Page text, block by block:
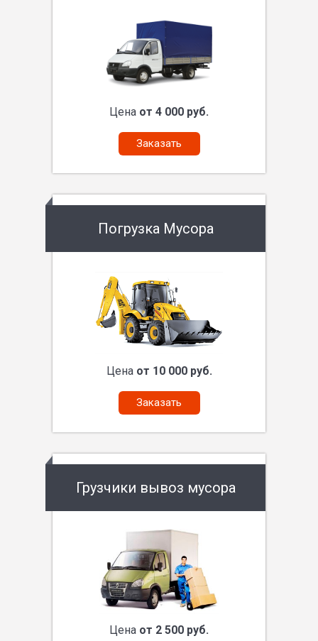
Цена от 4 000 руб.
Заказать
Погрузка Мусора
Цена от 10 000 руб.
Заказать
Грузчики вывоз мусора
Цена от 2 500 руб.